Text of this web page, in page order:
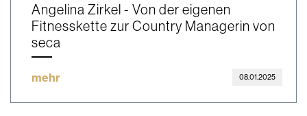
Angelina Zirkel - Von der eigenen
Fitnesskette zur Country Managerin von
seca
mehr 08.01.2025